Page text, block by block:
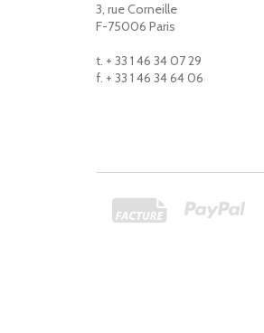
3, rue Corneille
F-75006 Paris
t. + 33 1 46 34 07 29
f. + 33 1 46 34 64 06